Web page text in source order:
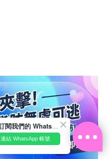
歡迎訂閱我們的 WhatsApp Business 帳號
連結 WhatsApp 帳號